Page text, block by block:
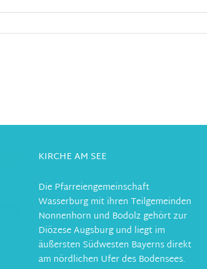
KIRCHE AM SEE
Die Pfarreiengemeinschaft
Wasserburg mit ihren Teilgemeinden
Nonnenhorn und Bodolz gehört zur
Diözese Augsburg und liegt im
äußersten Südwesten Bayerns direkt
am nördlichen Ufer des Bodensees.